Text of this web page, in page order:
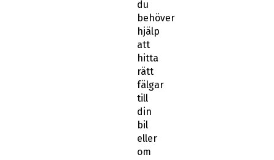
du
behöver
hjälp
att
hitta
rätt
fälgar
till
din
bil
eller
om